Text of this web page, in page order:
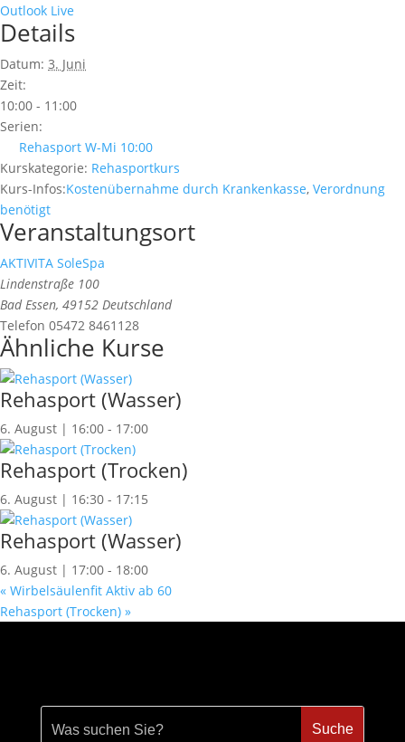
Outlook Live
Details
Datum: 3. Juni
Zeit:
10:00 - 11:00
Serien:
Rehasport W-Mi 10:00
Kurskategorie: Rehasportkurs
Kurs-Infos:Kostenübernahme durch Krankenkasse, Verordnung
benötigt
Veranstaltungsort
AKTIVITA SoleSpa
Lindenstraße 100
Bad Essen, 49152 Deutschland
Telefon 05472 8461128
Ähnliche Kurse
Rehasport (Wasser)
6. August | 16:00 - 17:00
Rehasport (Trocken)
6. August | 16:30 - 17:15
Rehasport (Wasser)
6. August | 17:00 - 18:00
« Wirbelsäulenfit Aktiv ab 60
Rehasport (Trocken) »